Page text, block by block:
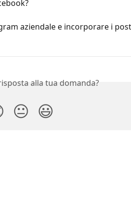
aziendale e incorporare i
alla tua domanda?
😐 😃